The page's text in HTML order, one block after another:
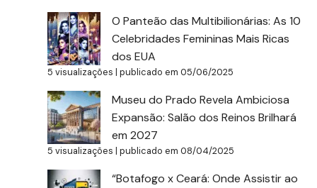
O Panteão das Multibilionárias: As 10
Celebridades Femininas Mais Ricas
dos EUA
5 visualizações |publicado em 05/06/2025
Museu do Prado Revela Ambiciosa
Expansão: Salão dos Reinos Brilhará
em 2027
5 visualizações |publicado em 08/04/2025
“Botafogo x Ceará: Onde Assistir ao